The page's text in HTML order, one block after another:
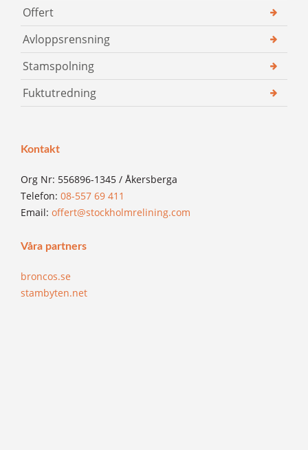
Offert
Avloppsrensning
Stamspolning
Fuktutredning
Kontakt
Org Nr: 556896-1345 / Åkersberga
Telefon: 08-557 69 411
Email: offert@stockholmrelining.com
Våra partners
broncos.se
stambyten.net